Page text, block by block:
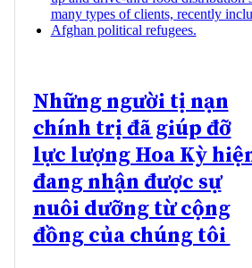
Những người tị nạn
chính trị đã giúp đỡ
lực lượng Hoa Kỳ
đang nhận được sự
nuôi dưỡng từ cộng
đồng của chúng tôi